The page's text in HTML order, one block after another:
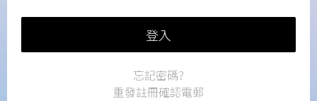
登入
忘記密碼?
重發註冊確認電郵